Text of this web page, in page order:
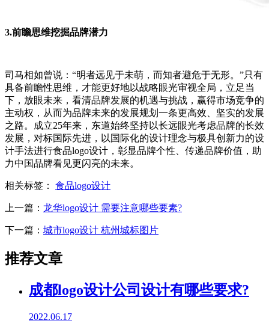
3.前瞻思维挖掘品牌潜力
司马相如曾说：“明者远见于未萌，而知者避危于无形。”只有
具备前瞻性思维，才能更好地以战略眼光审视全局，立足当
下，放眼未来，看清品牌发展的机遇与挑战，赢得市场竞争的
主动权，从而为品牌未来的发展规划一条更高效、坚实的发展
之路。成立25年来，东道始终坚持以长远眼光考虑品牌的长效
发展，对标国际先进，以国际化的设计理念与极具创新力的设
计手法进行食品logo设计，彰显品牌个性、传递品牌价值，助
力中国品牌看见更闪亮的未来。
相关标签： 食品logo设计
上一篇： 龙华logo设计 需要注意哪些要素?
下一篇： 城市logo设计 杭州城标图片
推荐文章
成都logo设计公司设计有哪些要求?
2022.06.17